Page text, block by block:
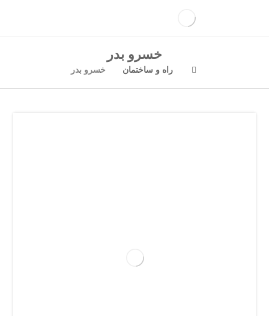
خسرو بدر
راه و ساختمان خسرو بدر